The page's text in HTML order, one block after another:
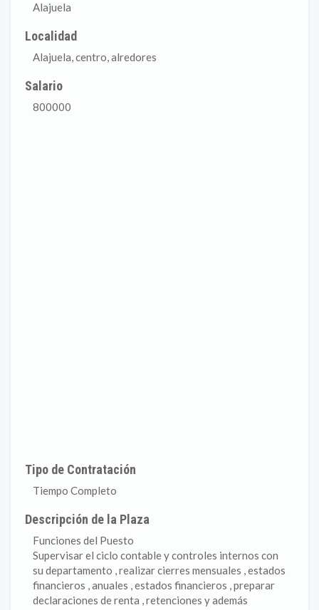
Alajuela
Localidad
Alajuela, centro, alredores
Salario
800000
Tipo de Contratación
Tiempo Completo
Descripción de la Plaza
Funciones del Puesto
Supervisar el ciclo contable y controles internos con
su departamento , realizar cierres mensuales , estados
financieros , anuales , estados financieros , preparar
declaraciones de renta , retenciones y además